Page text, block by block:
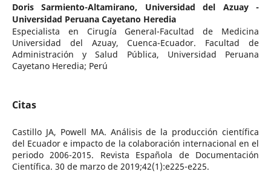
Doris Sarmiento-Altamirano, Universidad del Azuay -
Universidad Peruana Cayetano Heredia
Especialista en Cirugía General-Facultad de Medicina
Universidad del Azuay, Cuenca-Ecuador. Facultad de
Administración y Salud Pública, Universidad Peruana
Cayetano Heredia; Perú
Citas
Castillo JA, Powell MA. Análisis de la producción científica
del Ecuador e impacto de la colaboración internacional en el
periodo 2006-2015. Revista Española de Documentación
Científica. 30 de marzo de 2019;42(1):e225-e225.